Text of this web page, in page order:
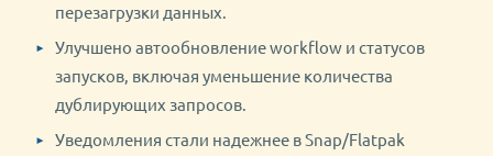
перезагрузки данных.
Улучшено автообновление workflow и статусов
запусков, включая уменьшение количества
дублирующих запросов.
Уведомления стали надежнее в Snap/Flatpak